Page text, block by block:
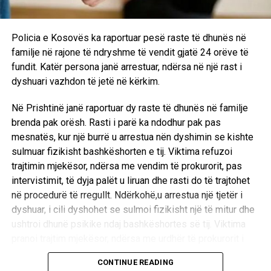
Ndërkohë, në rrugën “Luan Haradinaj” në Prishtinë, një
shtetas i huaj u arrestua pasi në bagazhin e veturës së tij u
gjetën 2.6 gramë marihuanë. Ai u dërgua në mbajtje për 48
orë.
arrestuan pasi gjatë kontrollit policor u sekuestruan 25.39
gramë marihuanë, një telefon celular, një shufër metalike
dhe një pako rizlla. Pas intervistimit, njëri nga të dyshuarit
u dërgua në mbajtje, ndërsa tre të tjerët u liruan në
procedurë të rregullt.
Policia e Kosovës njoftoi se të gjitha rastet janë duke u
trajtuar në koordinim me prokuroritë kompetente.
Policia e Kosovës ka raportuar pesë raste të dhunës në
familje në rajone të ndryshme të vendit gjatë 24 orëve të
fundit. Katër persona janë arrestuar, ndërsa në një rast i
dyshuari vazhdon të jetë në kërkim.
Në Prishtinë janë raportuar dy raste të dhunës në familje
brenda pak orësh. Rasti i parë ka ndodhur pak pas
mesnatës, kur një burrë u arrestua nën dyshimin se kishte
sulmuar fizikisht bashkëshorten e tij. Viktima refuzoi
trajtimin mjekësor, ndërsa me vendim të prokurorit, pas
intervistimit, të dyja palët u liruan dhe rasti do të trajtohet
në procedurë të rregullt. Ndërkohë,u arrestua një tjetër i
dyshuar, i cili dyshohet se sulmoi fizikisht një të mitur dhe
ushtroi dhunë psikike ndaj bashkëshortes së tij. Viktima
dyshuari u dërgua në mbajtje.
CONTINUE READING